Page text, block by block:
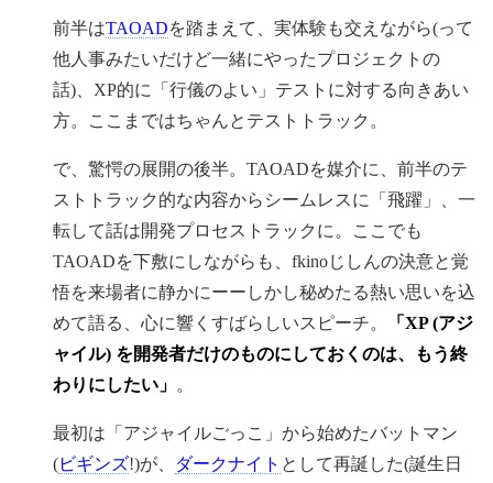
前半はTAOADを踏まえて、実体験も交えながら(って
他人事みたいだけど一緒にやったプロジェクトの
話)、XP的に「行儀のよい」テストに対する向きあい
方。ここまではちゃんとテストトラック。
で、驚愕の展開の後半。TAOADを媒介に、前半のテ
ストトラック的な内容からシームレスに「飛躍」、一
転して話は開発プロセストラックに。ここでも
TAOADを下敷にしながらも、fkinoじしんの決意と覚
悟を来場者に静かにーーしかし秘めたる熱い思いを込
めて語る、心に響くすばらしいスピーチ。
「XP (アジ
ャイル) を開発者だけのものにしておくのは、もう終
わりにしたい」 。
最初は「アジャイルごっこ」から始めたバットマン
(ビギンズ!)が、 ダークナイト として再誕した(誕生日